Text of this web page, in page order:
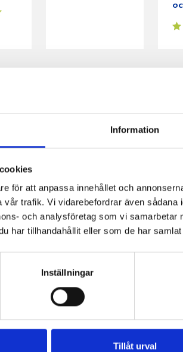
Information
för att anpassa innehållet och
trafik. Vi vidarebefordrar även sådana
och analysföretag som vi
har tillhandahållit eller som de har
Inställningar
Tillåt urval
knäcke